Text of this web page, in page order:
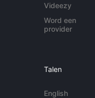
Videezy
Word een
provider
Talen
English